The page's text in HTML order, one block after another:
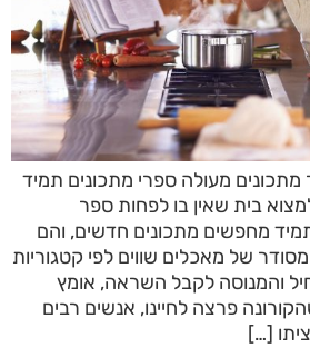
מעולה ספרי מתכונים תמיד
בית שאין בו לפחות ספר
מחפשים מתכונים חדשים, והם
של מאכלים שווים לפי קטגוריות
והמנוסה לקבל השראה, אומץ
פרצה לחיינו, אנשים רבים
[…]